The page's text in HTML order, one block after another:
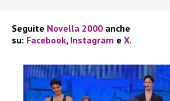
Seguite Novella 2000 anche
su: Facebook, Instagram e X.